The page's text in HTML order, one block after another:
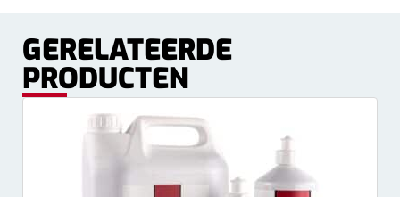
GERELATEERDE
PRODUCTEN